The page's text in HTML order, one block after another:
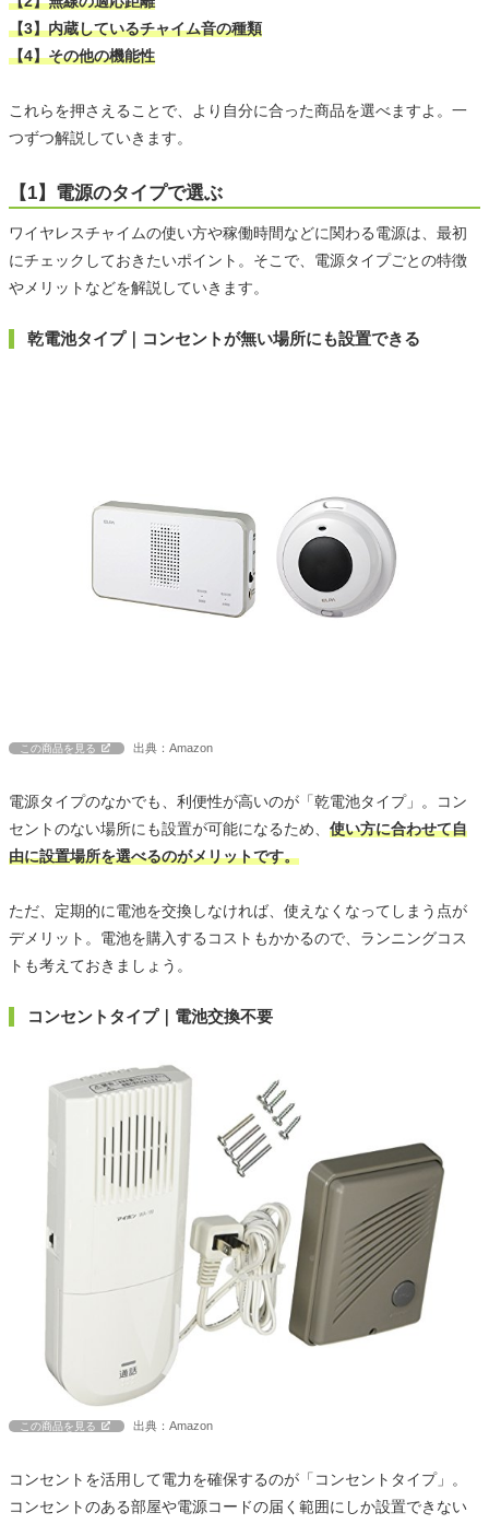
【3】内蔵しているチャイム音の種類
【4】その他の機能性
これらを押さえることで、より自分に合った商品を選べますよ。一
つずつ解説していきます。
【1】電源のタイプで選ぶ
ワイヤレスチャイムの使い方や稼働時間などに関わる電源は、最初
にチェックしておきたいポイント。そこで、電源タイプごとの特徴
やメリットなどを解説していきます。
乾電池タイプ｜コンセントが無い場所にも設置できる
この商品を見る 出典：Amazon
電源タイプのなかでも、利便性が高いのが「乾電池タイプ」。コン
セントのない場所にも設置が可能になるため、 使い方に合わせて自
由に設置場所を選べるのがメリットです。
ただ、定期的に電池を交換しなければ、使えなくなってしまう点が
デメリット。電池を購入するコストもかかるので、ランニングコス
トも考えておきましょう。
コンセントタイプ｜電池交換不要
この商品を見る 出典：Amazon
コンセントを活用して電力を確保するのが「コンセントタイプ」。
コンセントのある部屋や電源コードの届く範囲にしか設置できない